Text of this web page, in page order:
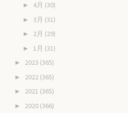
► 4月 (30)
► 3月 (31)
► 2月 (29)
► 1月 (31)
► 2023 (365)
► 2022 (365)
► 2021 (365)
► 2020 (366)